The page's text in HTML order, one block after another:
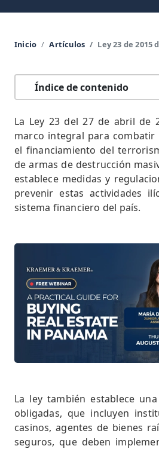
Inicio Artículos Ley 23 de 2015
Índice de contenido
La Ley 23 del 27 de abril de
marco integral para combatir
el financiamiento del
de armas de destrucción
establece medidas y
prevenir estas actividades
sistema financiero del país.
La ley también establece
obligadas, que incluyen
casinos, agentes de bienes
seguros, que deben